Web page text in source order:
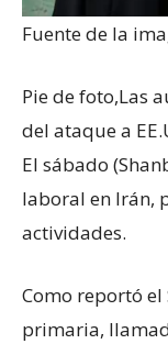
Fuente de la
Pie de foto,Las
del ataque a
El sábado
laboral en Irán,
actividades.
Como reportó el
primaria,